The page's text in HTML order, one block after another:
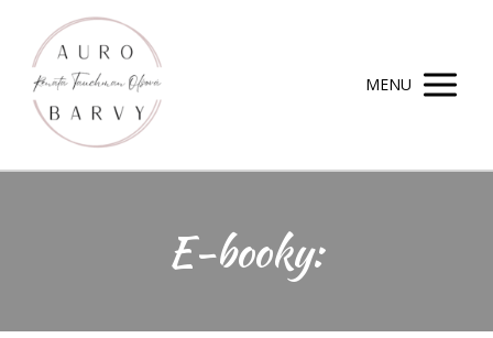
MENU
E-booky: